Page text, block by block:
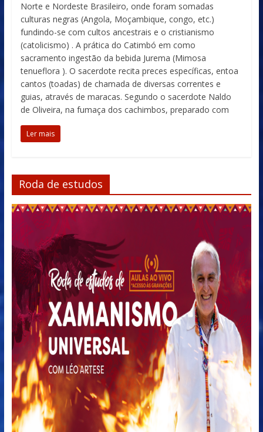
Norte e Nordeste Brasileiro, onde foram somadas
culturas negras (Angola, Moçambique, congo, etc.)
fundindo-se com cultos ancestrais e o cristianismo
(catolicismo) . A prática do Catimbó em como
sacramento ingestão da bebida Jurema (Mimosa
tenueflora ). O sacerdote recita preces específicas, entoa
cantos (toadas) de chamada de diversas correntes e
guias, através de maracas. Segundo o sacerdote Naldo
de Oliveira, na fumaça dos cachimbos, preparado com
Ler mais
Roda de estudos